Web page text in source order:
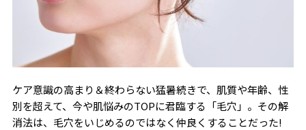
ケア意識の高まり＆終わらない猛暑続きで、肌質や年齢、性
別を超えて、今や肌悩みのTOPに君臨する「毛穴」。その解
消法は、毛穴をいじめるのではなく仲良くすることだった!